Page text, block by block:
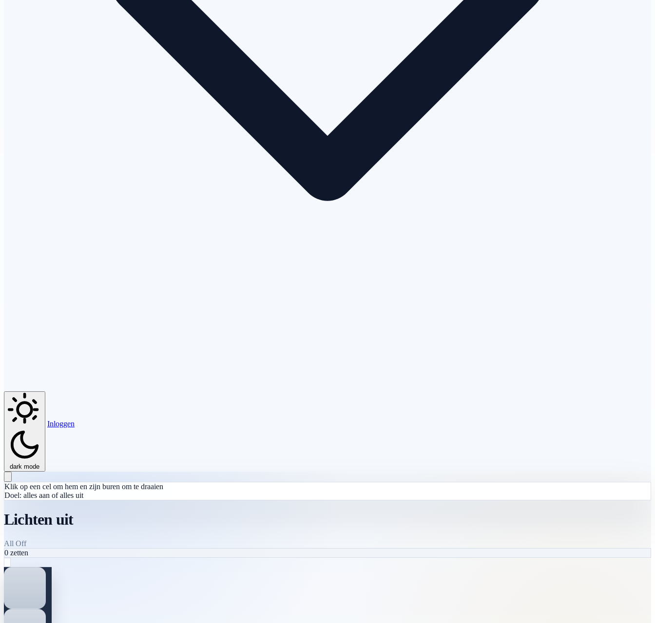
dark mode
Inloggen
Klik op een cel om hem en zijn buren om te draaien
Doel: alles aan of alles uit
Lichten uit
All Off
0 zetten